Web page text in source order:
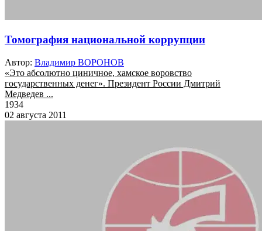
Томография национальной коррупции
Автор: Владимир ВОРОНОВ
«Это абсолютно циничное, хамское воровство
государственных денег». Президент России Дмитрий
Медведев ...
1934
02 августа 2011